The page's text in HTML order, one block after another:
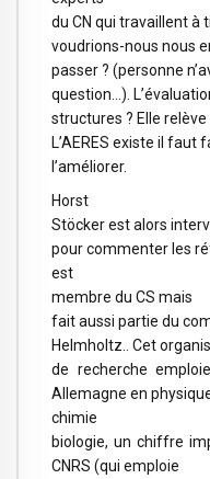
du CN qui travaillent à
voudrions-nous nous
passer ? (personne
question…).
structures ? Elle relève
L’AERES existe il faut
l’améliorer.
Horst
Stöcker est alors
pour commenter les
est
membre du CS mais
fait aussi partie du
Helmholtz.. Cet
de recherche
Allemagne en
chimie
biologie, un chiffre
CNRS (qui emploie